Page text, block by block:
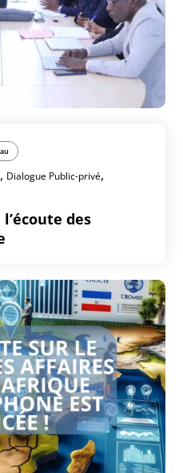
, Dialogue Public-privé,
l’écoute des